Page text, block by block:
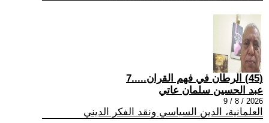
(45) الرطان في فهم القران.....7
عبد الحسين سلمان عاتي
2026 / 8 / 9
العلمانية، الدين السياسي ونقد الفكر الديني